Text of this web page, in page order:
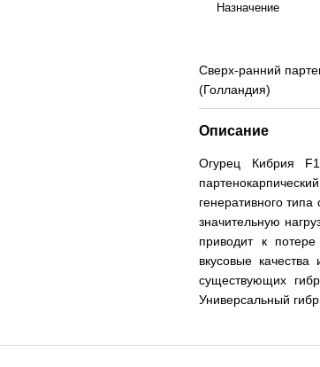
Назначение
Сверх-ранний
(Голландия)
Описание
Огурец Кибрия
генеративного
значительную
приводит к
вкусовые
существующих
Универсальный